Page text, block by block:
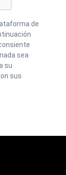
de
sea
su
sus